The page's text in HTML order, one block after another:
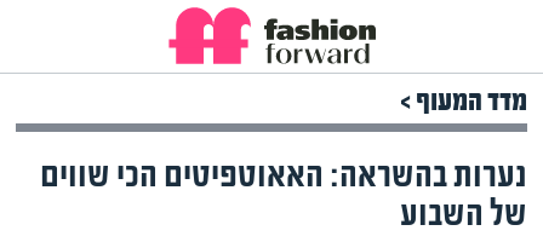
מדד המעוף >
נערות בהשראה: האאוטפיטים הכי שווים
של השבוע